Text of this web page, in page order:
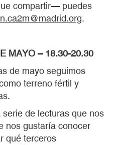
compartir— puedes
.
MAYO – 18.30-20.30
de mayo seguimos
terreno fértil y
de lecturas que nos
nos gustaría conocer
qué terceros